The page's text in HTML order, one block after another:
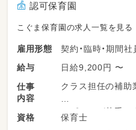
認可保育園
こぐま保育園の求人一覧を見る
雇用形態
契約・臨時・期間社
給与
日給9,200円 〜
仕事
内容
クラス担任の補助
＊ピアノが苦手で
＊結婚、出産、育
資格
保育士